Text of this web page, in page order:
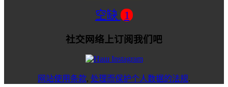
空缺 1
社交网络上订阅我们吧
网站使用条款, 处理而保护个人数据的法规.